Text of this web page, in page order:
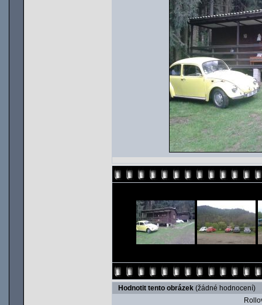
Hodnotit tento obrázek (žádné hodnocení)